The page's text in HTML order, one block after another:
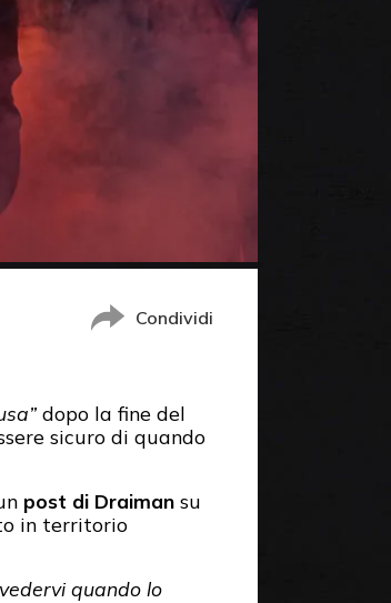
Condividi
dopo la fine del
sicuro di quando
post di Draiman su
in territorio
quando lo